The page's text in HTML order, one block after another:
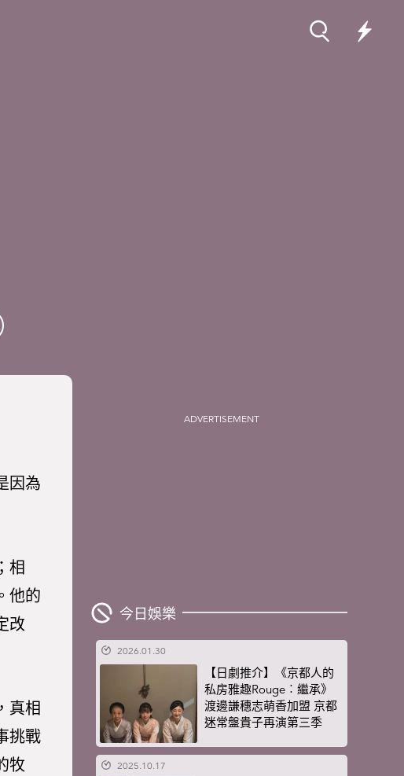
因為
相
他的
改
真相
挑戰
牧
ADVERTISEMENT
今日娛樂
2026.01.30
【日劇推介】《京都人的
私房雅趣Rouge︰繼承》
渡邊謙穗志萌香加盟 京都
迷常盤貴子再演第三季
2025.10.17